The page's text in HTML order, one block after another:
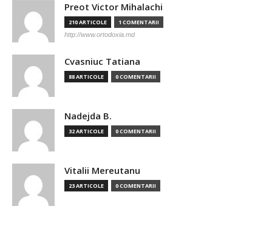
Preot Victor Mihalachi
210 ARTICOLE 1 COMENTARII
http://www.ortodoxia.md
Cvasniuc Tatiana
88 ARTICOLE 0 COMENTARII
Nadejda B.
32 ARTICOLE 0 COMENTARII
Vitalii Mereutanu
23 ARTICOLE 0 COMENTARII